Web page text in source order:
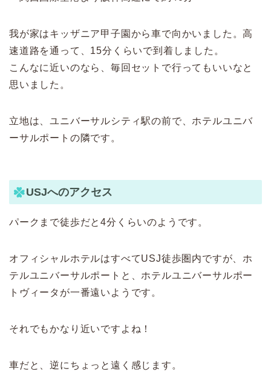
我が家はキッザニア甲子園から車で向かいました。高
速道路を通って、15分くらいで到着しました。
こんなに近いのなら、毎回セットで行ってもいいなと
思いました。
立地は、ユニバーサルシティ駅の前で、ホテルユニバ
ーサルポートの隣です。
USJへのアクセス
パークまで徒歩だと4分くらいのようです。
オフィシャルホテルはすべてUSJ徒歩圏内ですが、ホ
テルユニバーサルポートと、ホテルユニバーサルポー
トヴィータが一番遠いようです。
それでもかなり近いですよね！
車だと、逆にちょっと遠く感じます。